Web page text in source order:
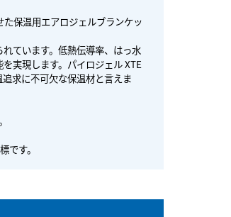
保温用エアロジェルブランケッ
ています。低熱伝導率、はっ水
実現します。パイロジェル XTE
求に不可欠な保温材と言えま
す。